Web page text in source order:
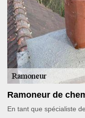
Ramoneur de
En tant que spécialiste